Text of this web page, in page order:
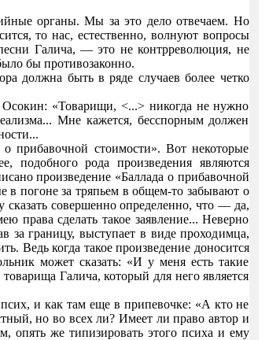
органы. Мы за это дело отвечаем. Но
то нас, естественно, волнуют вопросы
Галича, — это не контрреволюция, не
бы противозаконно.
должна быть в ряде случаев более четко
Осокин: «Товарищи, <...> никогда не нужно
Мне кажется, бесспорным должен
прибавочной стоимости». Вот некоторые
подобного рода произведения являются
произведение «Баллада о прибавочной
в погоне за тряпьем в общем-то забывают о
сказать совершенно определенно, что — да,
права сделать такое заявление... Неверно
за границу, выступает в виде проходимца,
Ведь когда такое произведение доносится
может сказать: «И у меня есть такие
Галича, который для него является
и как там еще в припевочке: «А кто не
но во всех ли? Имеет ли право автор и
опять же типизировать этого психа и ему